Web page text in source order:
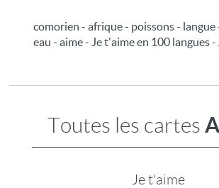
comorien - afrique - poissons - langue
eau - aime - Je t'aime en 100 langues
Toutes les cartes
Je t'aime